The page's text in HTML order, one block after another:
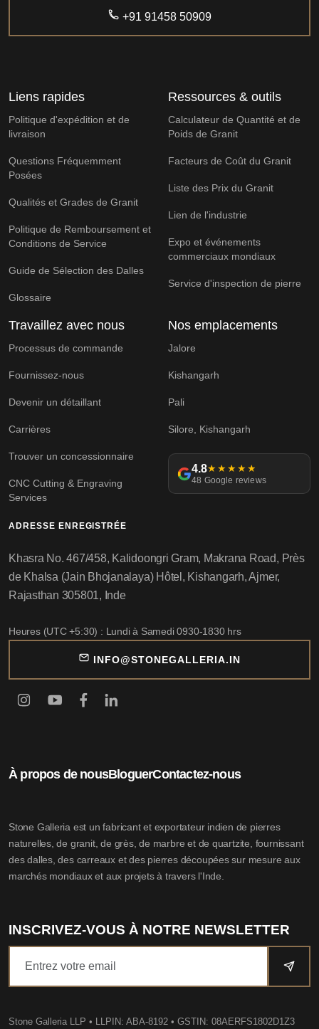
+91 91458 50909
Liens rapides
Politique d'expédition et de
livraison
Questions Fréquemment
Posées
Qualités et Grades de Granit
Politique de Remboursement et
Conditions de Service
Guide de Sélection des Dalles
Glossaire
Ressources & outils
Calculateur de Quantité et de
Poids de Granit
Facteurs de Coût du Granit
Liste des Prix du Granit
Lien de l'industrie
Expo et événements
commerciaux mondiaux
Service d'inspection de pierre
Travaillez avec nous
Processus de commande
Fournissez-nous
Devenir un détaillant
Carrières
Trouver un concessionnaire
CNC Cutting & Engraving
Services
Nos emplacements
Jalore
Kishangarh
Pali
Silore, Kishangarh
4.8★★★★★
48 Google reviews
À propos de nousBloguerContactez-nous
Stone Galleria est un fabricant et exportateur indien de pierres
naturelles, de granit, de grès, de marbre et de quartzite, fournissant
des dalles, des carreaux et des pierres découpées sur mesure aux
marchés mondiaux et aux projets à travers l'Inde.
INSCRIVEZ-VOUS À NOTRE NEWSLETTER
Stone Galleria LLP • LLPIN: ABA-8192 • GSTIN: 08AERFS1802D1Z3
ADRESSE ENREGISTRÉE
Khasra No. 467/458, Kalidoongri Gram, Makrana Road, Près
de Khalsa (Jain Bhojanalaya) Hôtel, Kishangarh, Ajmer,
Rajasthan 305801, Inde
Heures (UTC +5:30) : Lundi à Samedi 0930-1830 hrs
INFO@STONEGALLERIA.IN